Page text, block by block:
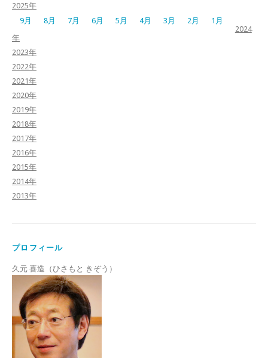
2025年
9月
8月 7月 6月 5月 4月 3月 2月
1月
2024
年
2023年
2022年
2021年
2020年
2019年
2018年
2017年
2016年
2015年
2014年
2013年
プロフィール
久元 喜造（ひさもと きぞう）